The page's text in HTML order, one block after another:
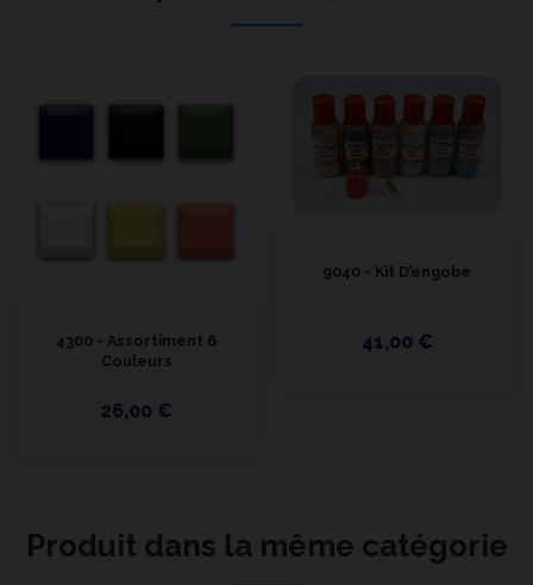
4300 - Assortiment 6
Couleurs
26,00 €
9040 - Kit D’engobe
41,00 €
Produit dans la même catégorie